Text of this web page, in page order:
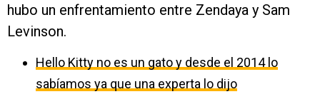
hubo un enfrentamiento entre Zendaya y Sam
Levinson.
Hello Kitty no es un gato y desde el 2014 lo
sabíamos ya que una experta lo dijo